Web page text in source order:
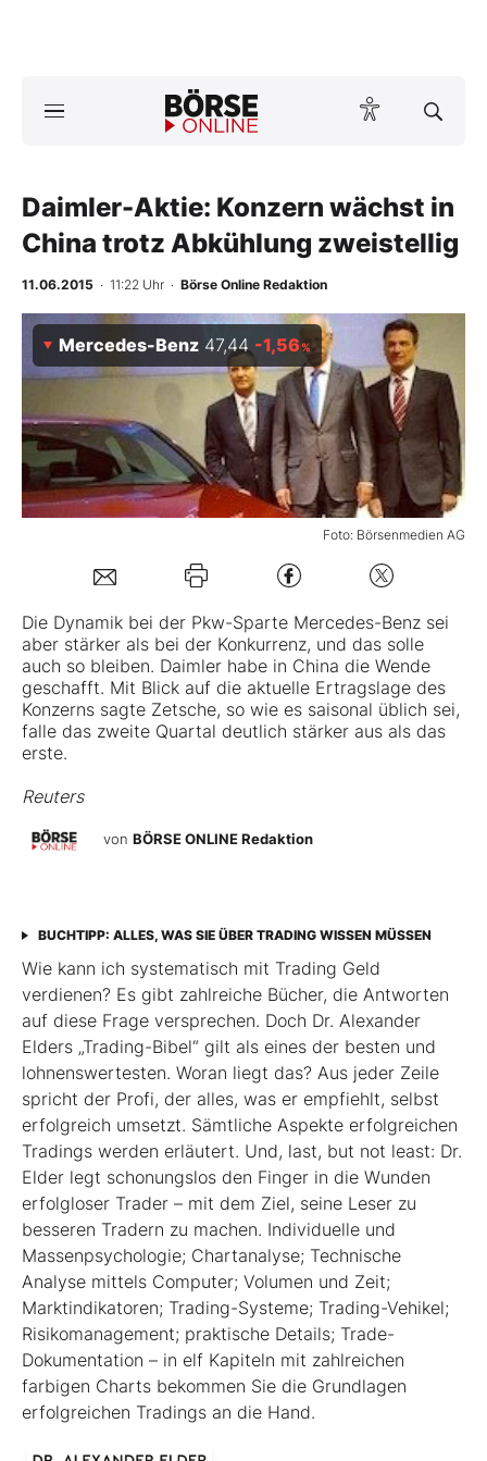
ktuelle Ausgabe BÖRSE ONLINE lesen
News
Anlageprodukte
Finanz-Check
Abo & Shop
BO-Musterdepots
Experten
Folgen Sie uns
Kontakt
Daimler-Aktie: Konzern wächst in
China trotz Abkühlung zweistellig
11.06.2015 · 11:22 Uhr · Börse Online Redaktion
Foto: Börsenmedien AG
Mercedes-Benz 47,44 -1,56%
Die Dynamik bei der Pkw-Sparte Mercedes-Benz sei
aber stärker als bei der Konkurrenz, und das solle
auch so bleiben. Daimler habe in China die Wende
geschafft. Mit Blick auf die aktuelle Ertragslage des
Konzerns sagte Zetsche, so wie es saisonal üblich sei,
falle das zweite Quartal deutlich stärker aus als das
erste.
Reuters
von BÖRSE ONLINE Redaktion
BUCHTIPP: ALLES, WAS SIE ÜBER TRADING WISSEN MÜSSEN
Wie kann ich systematisch mit Trading Geld
verdienen? Es gibt zahlreiche Bücher, die Antworten
auf diese Frage versprechen. Doch Dr. Alexander
Elders „Trading-Bibel“ gilt als eines der besten und
lohnenswertesten. Woran liegt das? Aus jeder Zeile
spricht der Profi, der alles, was er empfiehlt, selbst
erfolgreich umsetzt. Sämtliche Aspekte erfolgreichen
Tradings werden erläutert. Und, last, but not least: Dr.
Elder legt schonungslos den Finger in die Wunden
erfolgloser Trader – mit dem Ziel, seine Leser zu
besseren Tradern zu machen. Individuelle und
Massenpsychologie; Chartanalyse; Technische
Analyse mittels Computer; Volumen und Zeit;
Marktindikatoren; Trading-Systeme; Trading-Vehikel;
Risikomanagement; praktische Details; Trade-
Dokumentation – in elf Kapiteln mit zahlreichen
farbigen Charts bekommen Sie die Grundlagen
erfolgreichen Tradings an die Hand.